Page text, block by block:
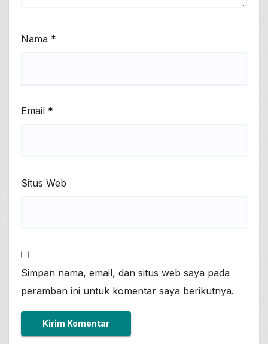
Nama *
Email *
Situs Web
Simpan nama, email, dan situs web saya pada
peramban ini untuk komentar saya berikutnya.